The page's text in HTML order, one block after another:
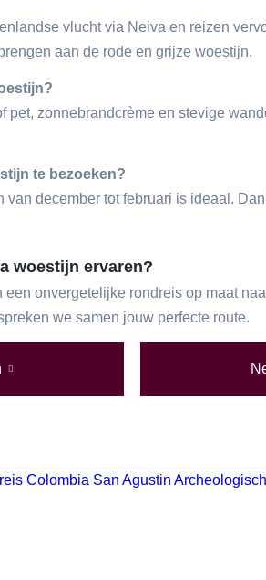
vlucht via Neiva en reizen
aan de rode en grijze woestijn.
pet, zonnebrandcrème en stevige
te bezoeken?
december tot februari is ideaal.
woestijn ervaren?
een onvergetelijke rondreis op maat
we samen jouw perfecte route.